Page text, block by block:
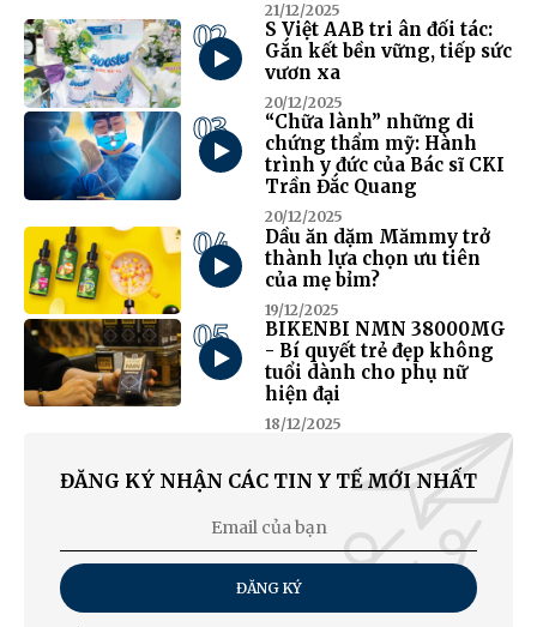
21/12/2025
02
S Việt AAB tri ân đối tác:
Gắn kết bền vững, tiếp sức
vươn xa
20/12/2025
03
“Chữa lành” những di
chứng thẩm mỹ: Hành
trình y đức của Bác sĩ CKI
Trần Đắc Quang
20/12/2025
04
Dầu ăn dặm Mămmy trở
thành lựa chọn ưu tiên
của mẹ bỉm?
19/12/2025
05
BIKENBI NMN 38000MG
- Bí quyết trẻ đẹp không
tuổi dành cho phụ nữ
hiện đại
18/12/2025
ĐĂNG KÝ NHẬN CÁC TIN Y TẾ MỚI NHẤT
ĐĂNG KÝ